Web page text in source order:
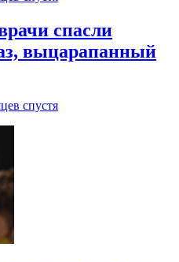
спасли
выцарапанный
спустя